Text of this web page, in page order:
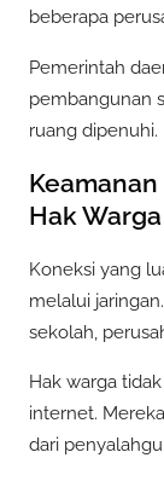
beberapa
Pemerintah
pembangunan
ruang dipenuhi.
Hak Warga
Koneksi yang
melalui
sekolah,
Hak warga
internet.
dari